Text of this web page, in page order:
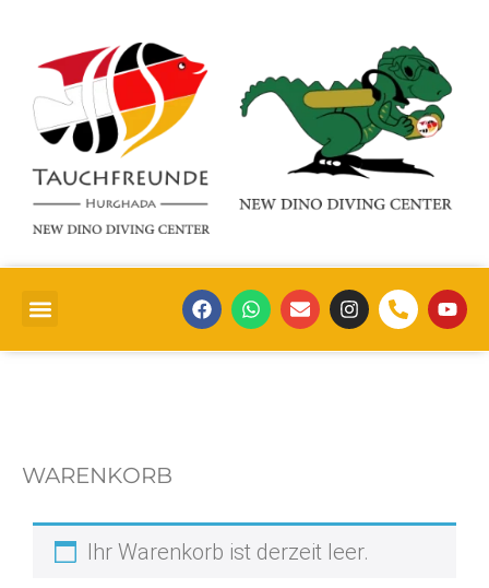
WARENKORB
Ihr Warenkorb ist derzeit leer.